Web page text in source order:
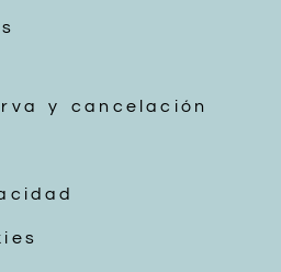
y cancelación